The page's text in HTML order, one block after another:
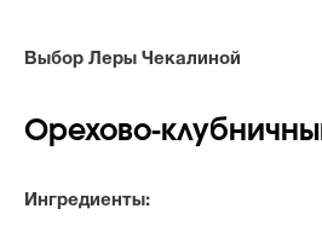
Выбор Леры Чекалиной
Орехово-
Ингредиенты: